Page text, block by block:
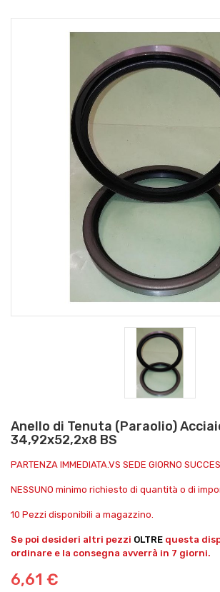
Anello di Tenuta (Paraolio)
34,92x52,2x8 BS
PARTENZA IMMEDIATA.VS SEDE GIORNO
NESSUNO minimo richiesto di quantità o di
10 Pezzi disponibili a magazzino.
Se poi desideri altri pezzi OLTRE questa
ordinare e la consegna avverrà in 7 giorni.
6,61 €